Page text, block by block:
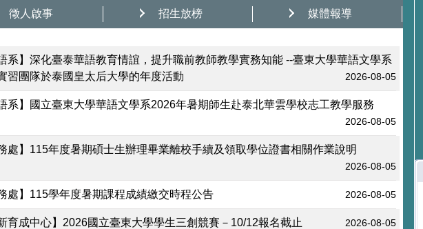
徵人啟事 招生放榜 媒體報導
系】深化臺泰華語教育情誼，提升職前教師教學實務知能 --臺東大學華語文學系
習團隊於泰國皇太后大學的年度活動
2026-08-05
系】國立臺東大學華語文學系2026年暑期師生赴泰北華雲學校志工教學服務
2026-08-05
處】115年度暑期碩士生辦理畢業離校手續及領取學位證書相關作業說明
2026-08-05
處】115學年度暑期課程成績繳交時程公告 2026-08-05
育成中心】2026國立臺東大學學生三創競賽－10/12報名截止 2026-08-05